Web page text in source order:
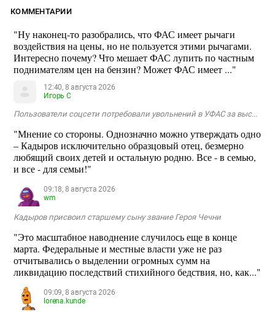
КОММЕНТАРИИ
"Ну наконец-то разобрались, что ФАС имеет рычаги
воздействия на цены, но не пользуется этими рычагами.
Интересно почему? Что мешает ФАС лупить по частным
поднимателям цен на бензин? Может ФАС имеет ..."
12:40, 8 августа 2026
Игорь С
Пользователи соцсети потребовали увольнений в УФАС за выс...
"Мнение со стороны. Однозначно можно утверждать одно
– Кадыров исключительно образцовый отец, безмерно
любящий своих детей и остальную родню. Все - в семью,
и все - для семьи!"
09:18, 8 августа 2026
wm
Кадыров присвоил старшему сыну звание Героя Чечни
"Это масштабное наводнение случилось еще в конце
марта. Федеральные и местные власти уже не раз
отчитывались о выделении огромных сумм на
ликвидацию последствий стихийного бедствия, но, как..."
09:09, 8 августа 2026
lorena.kunde